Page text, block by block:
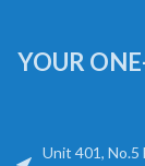
YOUR
Unit 401, No.5